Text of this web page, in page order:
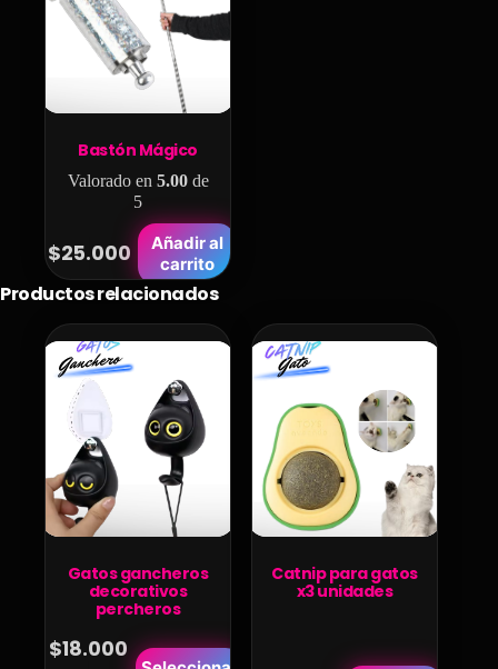
Bastón Mágico
Valorado en 5.00de
5
$25.000
Añadir al
carrito
Productos relacionados
Gatos gancheros
decorativos
percheros
$18.000
Catnip para gatos
x3 unidades